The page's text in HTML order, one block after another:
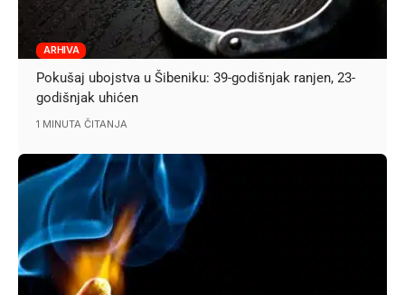
ARHIVA
Pokušaj ubojstva u Šibeniku: 39-godišnjak ranjen, 23-
godišnjak uhićen
1 MINUTA ČITANJA